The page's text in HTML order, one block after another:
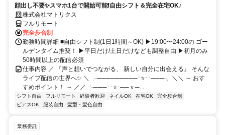
顔出し不要✨スマホ1台で開始可能❗自由シフト＆完全在宅OK♪
株式会社マトリクス
フルリモート
完全歩合制
勤務時間詳細 ■自由シフト制(1日1時間～OK) ▶19:00〜24:00の ゴー
ルデンタイム推奨！ ▶平日だけ/土日だけなども調整自由 ▶初月のみ
50時間以上の配信必須
仕事内容 ／ 『声と想いでつながる、 新しい自分に出会える』 そんな
ライブ配信の世界へ✨ ＼ ╭─────────･⭐･･───╮ ＼＼ ～ おす
すめポイント！ ～ ／／ ╰───･･⭐･──ｖ─...
シフト自由 フルリモート 経験者歓迎 ネイルOK 在宅OK
完全歩合制
ピアスOK
服装自由 髪型・髪色自由
業務委託